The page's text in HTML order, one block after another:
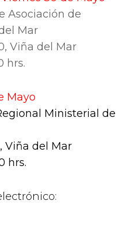
Asociación de
Mar
Viña del Mar
hrs.
Mayo
Ministerial de
Viña del Mar
hrs.